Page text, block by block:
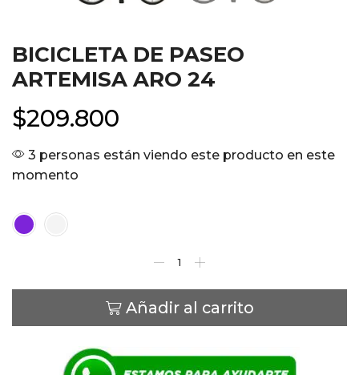
BICICLETA DE PASEO
ARTEMISA ARO 24
$209.800
3 personas están viendo este producto en este
momento
Añadir al carrito